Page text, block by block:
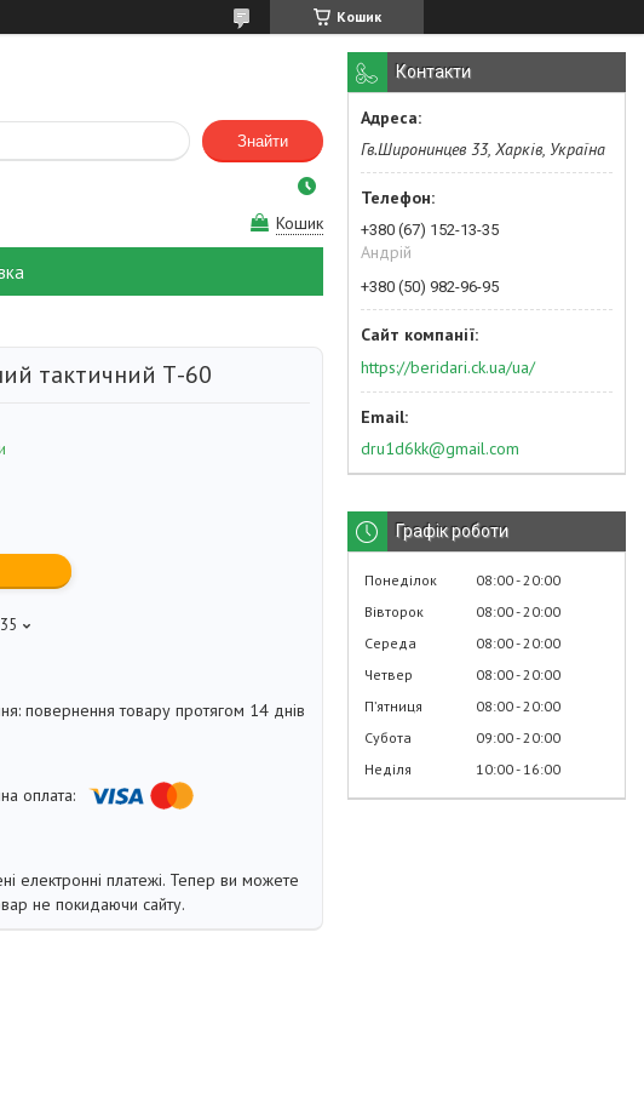
Кошик
Знайти
Кошик
тактичний Т-60
повернення товару протягом 14 днів
електронні платежі. Тепер ви можете
не покидаючи сайту.
Контакти
Гв.Широнинцев 33, Харків, Україна
+380 (67) 152-13-35
Андрій
+380 (50) 982-96-95
https://beridari.ck.ua/ua/
dru1d6kk@gmail.com
Графік роботи
Понеділок 08:00 20:00
Вівторок
08:00 20:00
Середа
08:00 20:00
Четвер
08:00 20:00
Пʼятниця
08:00 20:00
Субота
09:00 20:00
Неділя
10:00 16:00